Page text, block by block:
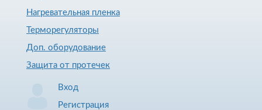
Нагревательная пленка
Терморегуляторы
Доп. оборудование
Защита от протечек
Вход
Регистрация